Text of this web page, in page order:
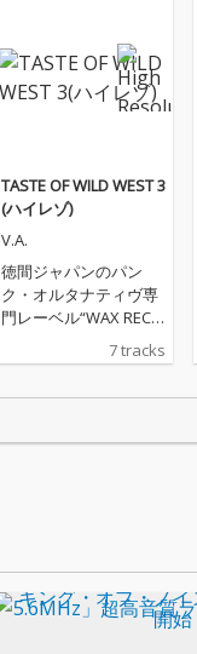
TASTE OF WILD WEST 3
(ハイレゾ)
V.A.
徳間ジャパンのパン
ク・オルタナティヴ専
門レーベル“WAX RECO
RDS”再発第3弾。本作
は、関西のオルタナテ
7 tracks